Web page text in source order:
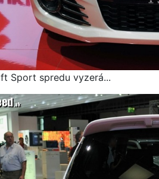
Sport spredu vyzerá...